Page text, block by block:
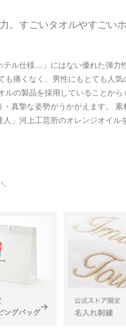
。すごいタオルやすごい
ル仕様…」にはない優れた弾力
も痛くなく、男性にもとても人気
の製品を採用していることから
真摯な姿勢がうかがえます。 素
」河上工芸所のオレンジオイル